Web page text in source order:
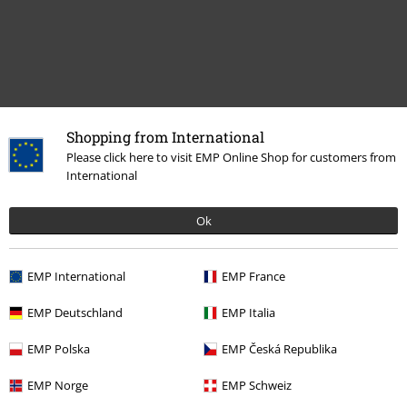
Shopping from International
Please click here to visit EMP Online Shop for customers from
International
Ok
EMP International EMP France
EMP Deutschland EMP Italia
EMP Polska EMP Česká Republika
EMP Norge EMP Schweiz
Naposledy navštívené
Kč 1.499,00